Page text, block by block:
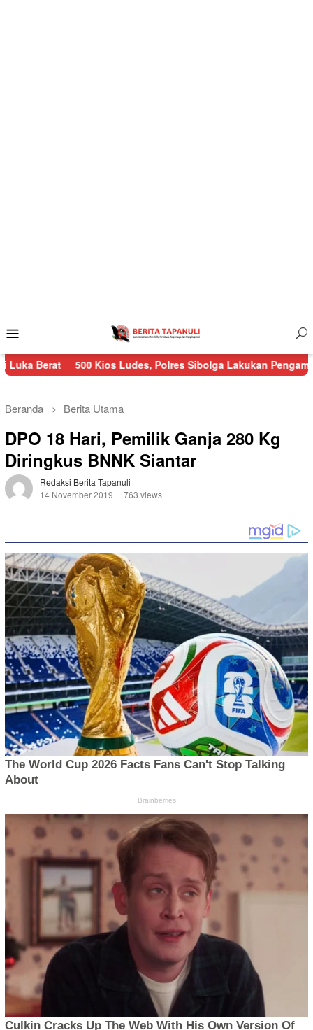
Mobile
500 Kios Ludes, Polres Sibolga Lakukan Pengamanan
Beranda Berita Utama
DPO 18 Hari, Pemilik Ganja 280 Kg
Diringkus BNNK Siantar
Redaksi Berita Tapanuli
14 November 2019
763 views